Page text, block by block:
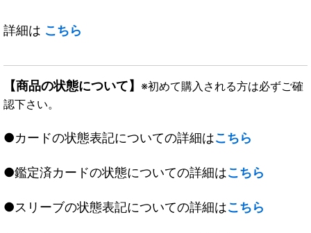
詳細は こちら
【商品の状態について】 ※初めて購入される方は必ずご確
認下さい。
●カードの状態表記についての詳細はこちら
●鑑定済カードの状態についての詳細はこちら
●スリーブの状態表記についての詳細はこちら